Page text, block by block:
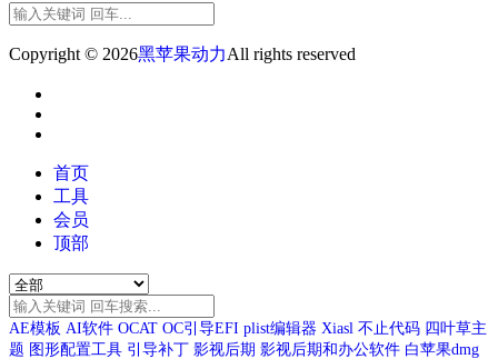
Copyright © 2026黑苹果动力All rights reserved
首页
工具
会员
顶部
AE模板 AI软件 OCAT OC引导EFI plist编辑器 Xiasl 不止代码 四叶草主
题 图形配置工具 引导补丁 影视后期 影视后期和办公软件 白苹果dmg